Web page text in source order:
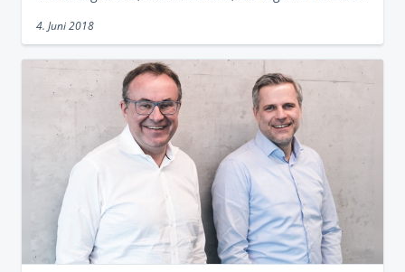
4. Juni 2018